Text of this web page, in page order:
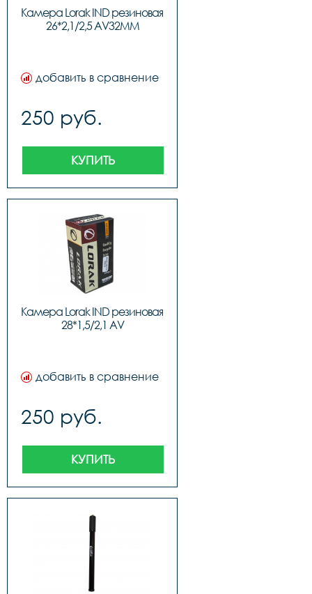
Камера Lorak IND резиновая
26*2,1/2,5 AV32MM
добавить в сравнение
250 руб.
КУПИТЬ
Камера Lorak IND резиновая
28*1,5/2,1 AV
добавить в сравнение
250 руб.
КУПИТЬ